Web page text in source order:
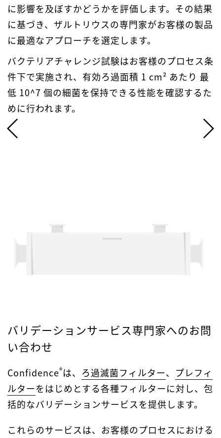
に影響を及ぼすかどうかを評価します。その結果
に基づき、ザルトリウスの専門家がお客様の製品
に最適なアプローチを選定します。
バクテリアチャレンジ試験はお客様のプロセス条
件下で実施され、有効ろ過面積 1 cm² あたり 最
低 10^7 個の細菌を保持できる性能を確認するた
めに行われます。
バリデーションサービス専門家へのお問
い合わせ
Confidence®は、 ろ過滅菌フィルター、 プレフィ
ルターをはじめとする各種フィルターに対し、包
括的なバリデーションサービスを提供します。
これらのサービスは、お客様のプロセスにおける